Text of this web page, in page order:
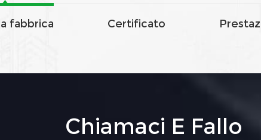
fabbrica Certificato
Chiamaci E Fallo